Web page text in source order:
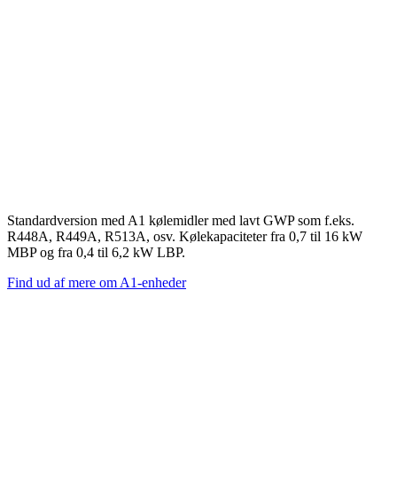
Standardversion med A1 kølemidler med lavt GWP som f.eks.
R448A, R449A, R513A, osv. Kølekapaciteter fra 0,7 til 16 kW
MBP og fra 0,4 til 6,2 kW LBP.
Find ud af mere om A1-enheder